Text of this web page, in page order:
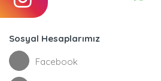
Sosyal Hesaplarımız
Facebook